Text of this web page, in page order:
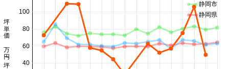
40
60
80
100
坪単価 万円/坪
静岡市
静岡県